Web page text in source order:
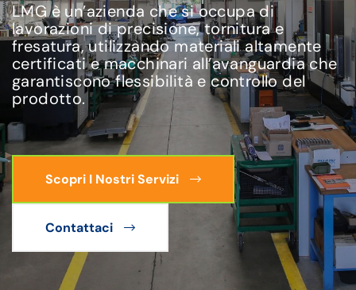
LMG è un’azienda che si occupa di
lavorazioni di precisione, tornitura e
fresatura, utilizzando materiali altamente
certificati e macchinari all’avanguardia che
garantiscono flessibilità e controllo del
prodotto.
Scopri I Nostri Servizi
Contattaci